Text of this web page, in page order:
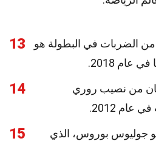
13
من الضربات في البطولة هو
14
من نصيب روري
15
جوليوس بوروس، الذي